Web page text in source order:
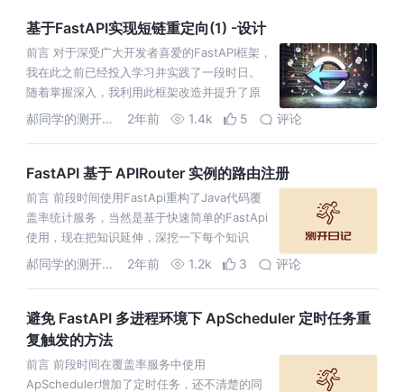
基于FastAPI实现短链重定向(1) -设计
前言 对于深受广大开发者喜爱的FastAPI框架，
我在此之前已经投入学习并实践了一段时日。
随着掌握深入，我利用此框架改造并提升了原
先的代码覆盖率统计服务。然而，为了能进一
郝同学的测开笔记 2年前 1.4k 5 评论
FastAPI 基于 APIRouter 实例的路由注册
前言 前段时间使用FastApi重构了Java代码覆
盖率统计服务，当然是基于快速简单的FastApi
使用，现在把知识延伸，深挖一下每个知识
点，对于FastApi路由注册，我们刚接触框架
郝同学的测开笔记 2年前 1.2k 3 评论
避免 FastAPI 多进程环境下 ApScheduler 定时任务重
复触发的方法
前言 前段时间在覆盖率服务中使用
ApScheduler增加了定时任务，还不清楚的同